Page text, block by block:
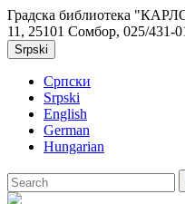
Градска библиотека
11, 25101 Сомбор, 025/431-
Srpski
Српски
Srpski
English
German
Hungarian